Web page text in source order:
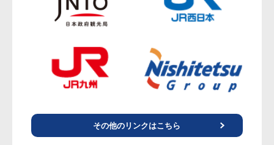
その他のリンクはこちら